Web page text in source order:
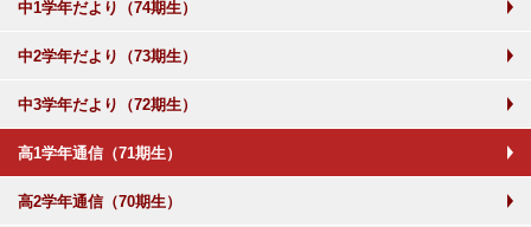
中1学年だより（74期生）
中2学年だより（73期生）
中3学年だより（72期生）
高1学年通信（71期生）
高2学年通信（70期生）